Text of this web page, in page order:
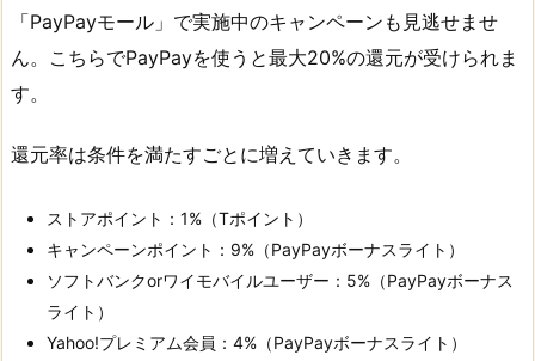
「PayPayモール」で実施中のキャンペーンも見逃せませ
ん。こちらでPayPayを使うと最大20%の還元が受けられま
す。
還元率は条件を満たすごとに増えていきます。
ストアポイント：1%（Tポイント）
キャンペーンポイント：9%（PayPayボーナスライト）
ソフトバンクorワイモバイルユーザー：5%（PayPayボーナス
ライト）
Yahoo!プレミアム会員：4%（PayPayボーナスライト）